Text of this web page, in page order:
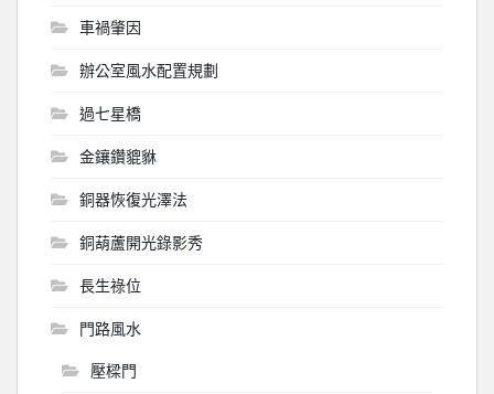
車禍肇因
辦公室風水配置規劃
過七星橋
金鑲鑽貔貅
銅器恢復光澤法
銅葫蘆開光錄影秀
長生祿位
門路風水
壓樑門